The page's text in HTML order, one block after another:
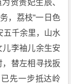
贺贵妃生辰、
，荔枝“一日色
五千余里，山水
李袖儿余生安
替左相寻找扳
先一步抵达岭